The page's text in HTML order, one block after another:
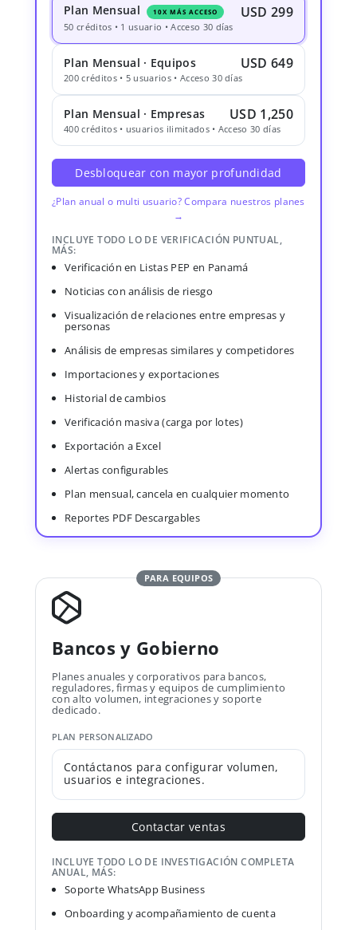
Plan Mensual 10X MÁS ACCESO USD 299
50 créditos • 1 usuario • Acceso 30 días
Plan Mensual · Equipos USD 649
200 créditos • 5 usuarios • Acceso 30 días
Plan Mensual · Empresas USD 1,250
400 créditos • usuarios ilimitados • Acceso 30 días
Desbloquear con mayor profundidad
¿Plan anual o multi usuario? Compara nuestros planes
→
INCLUYE TODO LO DE VERIFICACIÓN PUNTUAL,
MÁS:
Verificación en Listas PEP en Panamá
Noticias con análisis de riesgo
Visualización de relaciones entre empresas y
personas
Análisis de empresas similares y competidores
Importaciones y exportaciones
Historial de cambios
Verificación masiva (carga por lotes)
Exportación a Excel
Alertas configurables
Plan mensual, cancela en cualquier momento
Reportes PDF Descargables
PARA EQUIPOS
Bancos y Gobierno
Planes anuales y corporativos para bancos,
reguladores, firmas y equipos de cumplimiento
con alto volumen, integraciones y soporte
dedicado.
PLAN PERSONALIZADO
Contáctanos para configurar volumen,
usuarios e integraciones.
Contactar ventas
INCLUYE TODO LO DE INVESTIGACIÓN COMPLETA
ANUAL, MÁS:
Soporte WhatsApp Business
Onboarding y acompañamiento de cuenta